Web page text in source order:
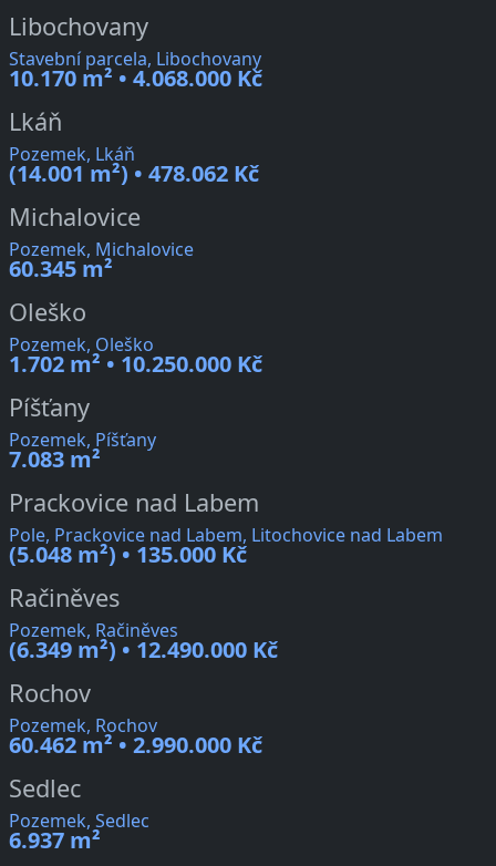
Libochovany
Stavební parcela, Libochovany
10.170 m² • 4.068.000 Kč
Lkáň
Pozemek, Lkáň
(14.001 m²) • 478.062 Kč
Michalovice
Pozemek, Michalovice
60.345 m²
Oleško
Pozemek, Oleško
1.702 m² • 10.250.000 Kč
Píšťany
Pozemek, Píšťany
7.083 m²
Prackovice nad Labem
Pole, Prackovice nad Labem, Litochovice nad Labem
(5.048 m²) • 135.000 Kč
Račiněves
Pozemek, Račiněves
(6.349 m²) • 12.490.000 Kč
Rochov
Pozemek, Rochov
60.462 m² • 2.990.000 Kč
Sedlec
Pozemek, Sedlec
6.937 m²